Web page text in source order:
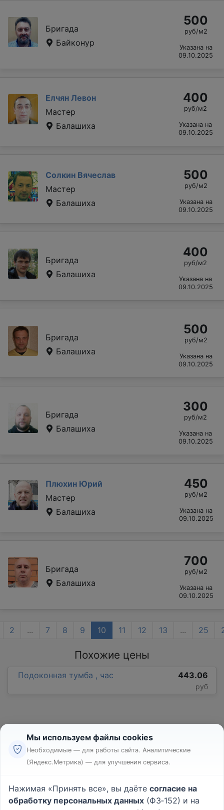
Бригада
Байконур
500
руб/м2
Указана на
09.10.2025
Елчян Левон
Мастер
Балашиха
400
руб/м2
Указана на
09.10.2025
Солкин Вячеслав
Мастер
Балашиха
500
руб/м2
Указана на
09.10.2025
Бригада
Балашиха
400
руб/м2
Указана на
09.10.2025
Бригада
Балашиха
500
руб/м2
Указана на
09.10.2025
Бригада
Балашиха
300
руб/м2
Указана на
09.10.2025
Плюхин Юрий
Мастер
Балашиха
450
руб/м2
Указана на
09.10.2025
Бригада
Балашиха
700
руб/м2
Указана на
09.10.2025
2 ... 7 8 9 10 11 12 13 ... 25
Похожие цены
Подоконная тумба , час 443.06
руб
Реклама
Пользовательское соглашение
Политика конфиденциальности
Мы используем файлы cookies
Необходимые — для работы сайта. Аналитические
(Яндекс.Метрика) — для улучшения сервиса.
Нажимая «Принять все», вы даёте согласие на
обработку персональных данных (ФЗ‑152) и на